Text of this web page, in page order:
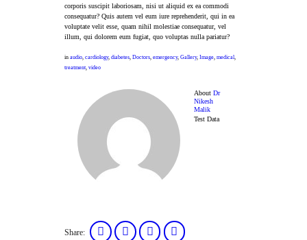
corporis suscipit laboriosam, nisi ut aliquid ex ea commodi
consequatur? Quis autem vel eum iure reprehenderit, qui in ea
voluptate velit esse, quam nihil molestiae consequatur, vel
illum, qui dolorem eum fugiat, quo voluptas nulla pariatur?
in audio, cardiology, diabetes, Doctors, emergency, Gallery, Image, medical,
treatment, video
About Dr
Nikesh
Malik
Test Data
Share: